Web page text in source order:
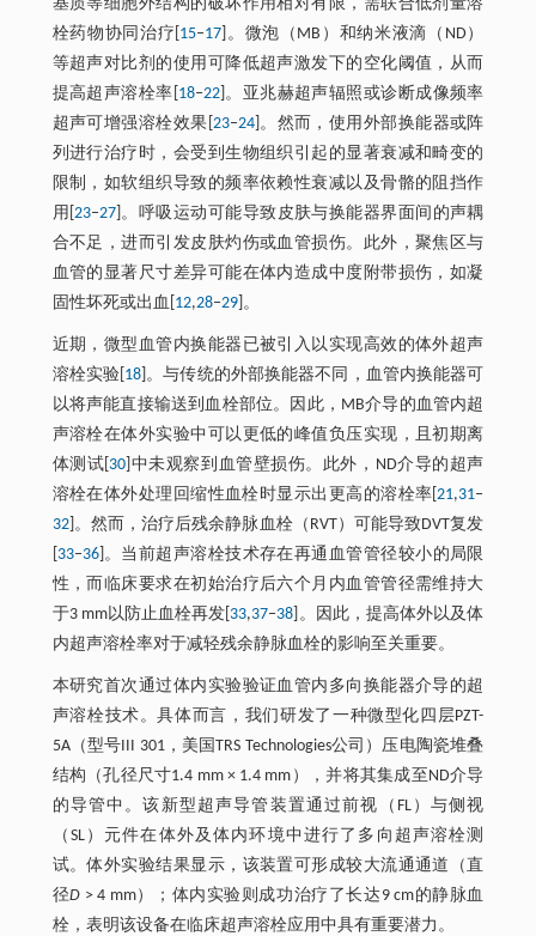
基质等细胞外结构的破坏作用相对有限，需联合低剂量溶
栓药物协同治疗[ 15‒17 ]。微泡（MB）和纳米液滴（ND）
等超声对比剂的使用可降低超声激发下的空化阈值，从而
提高超声溶栓率[ 18‒22]。亚兆赫超声辐照或诊断成像频率
超声可增强溶栓效果[ 23‒24]。然而，使用外部换能器或阵
列进行治疗时，会受到生物组织引起的显著衰减和畸变的
限制，如软组织导致的频率依赖性衰减以及骨骼的阻挡作
用[23‒27 ]。呼吸运动可能导致皮肤与换能器界面间的声耦
合不足，进而引发皮肤灼伤或血管损伤。此外，聚焦区与
血管的显著尺寸差异可能在体内造成中度附带损伤，如凝
固性坏死或出血[ 12,28‒29]。
近期，微型血管内换能器已被引入以实现高效的体外超声
溶栓实验[ 18 ]。与传统的外部换能器不同，血管内换能器可
以将声能直接输送到血栓部位。因此，MB介导的血管内超
声溶栓在体外实验中可以更低的峰值负压实现，且初期离
体测试[ 30 ]中未观察到血管壁损伤。此外，ND介导的超声
溶栓在体外处理回缩性血栓时显示出更高的溶栓率[21,31‒
32]。然而，治疗后残余静脉血栓（RVT）可能导致DVT复发
33‒36]。当前超声溶栓技术存在再通血管管径较小的局限
性，而临床要求在初始治疗后六个月内血管管径需维持大
于3 mm以防止血栓再发[ 33,37‒38 ]。因此，提高体外以及体
内超声溶栓率对于减轻残余静脉血栓的影响至关重要。
本研究首次通过体内实验验证血管内多向换能器介导的超
声溶栓技术。具体而言，我们研发了一种微型化四层PZT-
5A（型号III 301，美国TRS Technologies公司）压电陶瓷堆叠
结构（孔径尺寸1.4 mm × 1.4 mm），并将其集成至ND介导
的导管中。该新型超声导管装置通过前视（FL）与侧视
（SL）元件在体外及体内环境中进行了多向超声溶栓测
试。体外实验结果显示，该装置可形成较大流通通道（直
径D > 4 mm）；体内实验则成功治疗了长达9 cm的静脉血
栓，表明该设备在临床超声溶栓应用中具有重要潜力。